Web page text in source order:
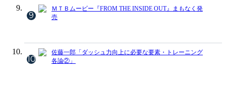
9
ＭＴＢムービー『FROM THE INSIDE OUT』まもなく発
売
10
佐藤一郎「ダッシュ力向上に必要な要素・トレーニング
各論②」